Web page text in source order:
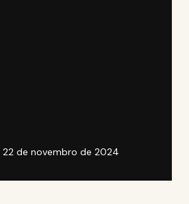
22 de novembro de 2024